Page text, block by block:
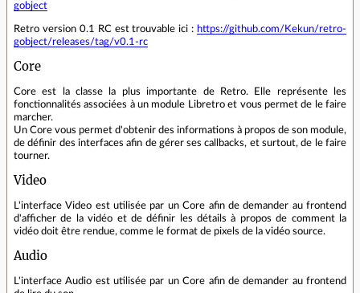
gobject
Retro version 0.1 RC est trouvable ici : https://github.com/Kekun/retro-
gobject/releases/tag/v0.1-rc
Core
Core est la classe la plus importante de Retro. Elle représente les
fonctionnalités associées à un module Libretro et vous permet de le faire
marcher.
Un Core vous permet d'obtenir des informations à propos de son module,
de définir des interfaces afin de gérer ses callbacks, et surtout, de le faire
tourner.
Video
L'interface Video est utilisée par un Core afin de demander au frontend
d'afficher de la vidéo et de définir les détails à propos de comment la
vidéo doit être rendue, comme le format de pixels de la vidéo source.
Audio
L'interface Audio est utilisée par un Core afin de demander au frontend